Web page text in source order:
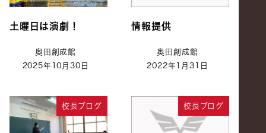
土曜日は演劇！
奥田創成館
2025年10月30日
情報提供
奥田創成館
2022年1月31日
校長ブログ 校長ブログ